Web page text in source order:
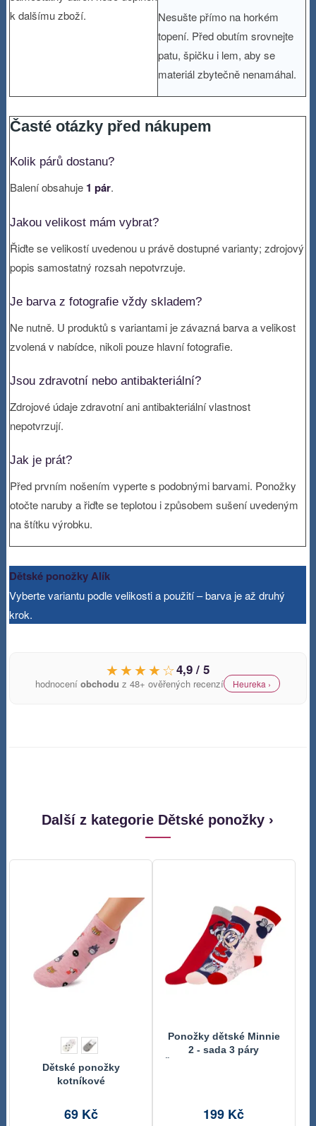
k dalšímu zboží.
Nesušte přímo na horkém
topení. Před obutím srovnejte
patu, špičku i lem, aby se
materiál zbytečně nenamáhal.
Časté otázky před nákupem
Kolik párů dostanu?
Balení obsahuje 1 pár.
Jakou velikost mám vybrat?
Řiďte se velikostí uvedenou u právě dostupné varianty; zdrojový
popis samostatný rozsah nepotvrzuje.
Je barva z fotografie vždy skladem?
Ne nutně. U produktů s variantami je závazná barva a velikost
zvolená v nabídce, nikoli pouze hlavní fotografie.
Jsou zdravotní nebo antibakteriální?
Zdrojové údaje zdravotní ani antibakteriální vlastnost
nepotvrzují.
Jak je prát?
Před prvním nošením vyperte s podobnými barvami. Ponožky
otočte naruby a řiďte se teplotou i způsobem sušení uvedeným
na štítku výrobku.
Dětské ponožky Alík
Vyberte variantu podle velikosti a použití – barva je až druhý
krok.
★★★★☆4,9 / 5
hodnoceníobchodu z 48+ ověřených recenzí Heureka ›
Další z kategorie Dětské ponožky ›
Dětské ponožky
kotníkové
69 Kč
Ponožky dětské Minnie
2 - sada 3 páry
199 Kč